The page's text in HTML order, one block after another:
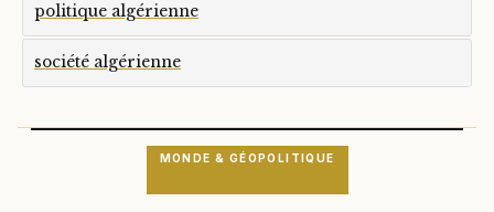
politique algérienne
société algérienne
MONDE & GÉOPOLITIQUE